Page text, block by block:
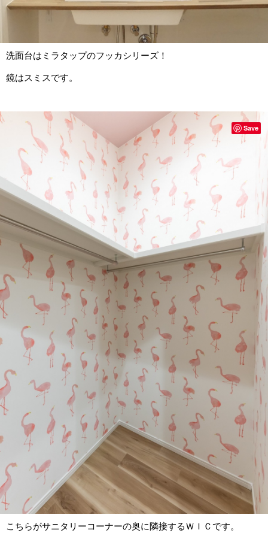
洗面台はミラタップのフッカシリーズ！
鏡はスミスです。
こちらがサニタリーコーナーの奥に隣接するＷＩＣです。
Save